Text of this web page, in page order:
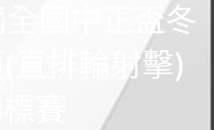
國中正盃冬
直排輪射擊)
賽